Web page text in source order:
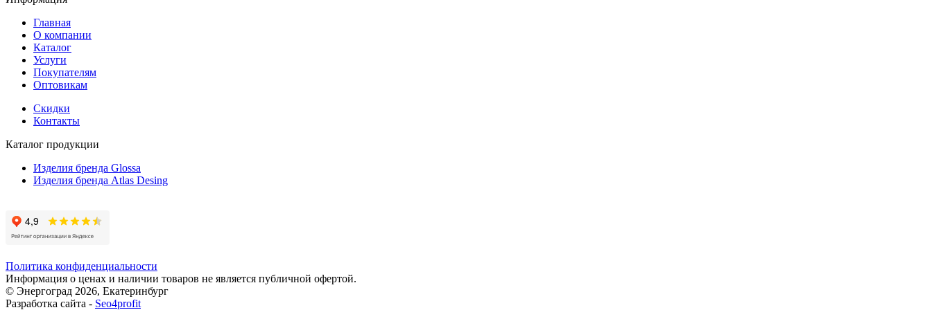
Главная
О компании
Каталог
Услуги
Покупателям
Оптовикам
Скидки
Контакты
Каталог продукции
Изделия бренда Glossa
Изделия бренда Atlas Desing
Политика конфиденциальности
Информация о ценах и наличии товаров не является публичной офертой.
© Энергоград 2026, Екатеринбург
Разработка сайта - Seo4profit